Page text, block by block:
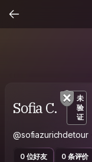
Sofia C.
未
验
证
@sofiazurichdetour
0 位好友 0 条评价